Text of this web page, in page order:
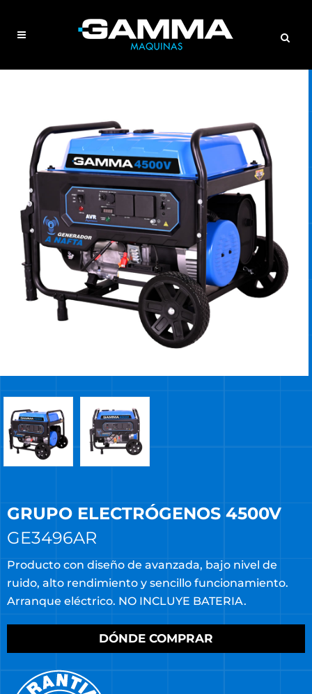
GRUPO ELECTRÓGENOS 4500V
GE3496AR
Producto con diseño de avanzada, bajo nivel de
ruido, alto rendimiento y sencillo funcionamiento.
Arranque eléctrico. NO INCLUYE BATERIA.
DÓNDE COMPRAR